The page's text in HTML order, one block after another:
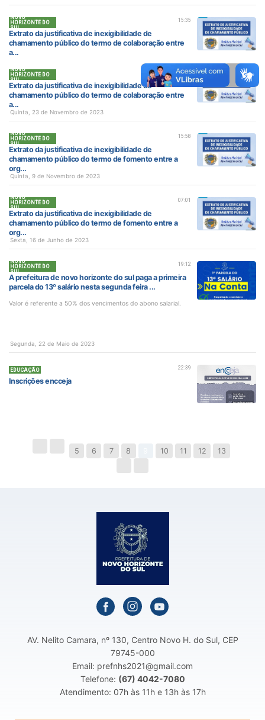
15:35
NOVO
HORIZONTE DO
SUL
Extrato da justificativa de inexigibilidade de
chamamento público do termo de colaboração entre
a...
15:25
NOVO
HORIZONTE DO
SUL
Extrato da justificativa de inexigibilidade de
chamamento público do termo de colaboração entre
a...
Quinta, 23 de Novembro de 2023
15:58
NOVO
HORIZONTE DO
SUL
Extrato da justificativa de inexigibilidade de
chamamento público do termo de fomento entre a
org...
Quinta, 9 de Novembro de 2023
07:01
NOVO
HORIZONTE DO
SUL
Extrato da justificativa de inexigibilidade de
chamamento público do termo de fomento entre a
org...
Sexta, 16 de Junho de 2023
19:12
NOVO
HORIZONTE DO
SUL
A prefeitura de novo horizonte do sul paga a primeira
parcela do 13º salário nesta segunda feira ...
Valor é referente a 50% dos vencimentos do abono salarial.
Segunda, 22 de Maio de 2023
22:39
EDUCAÇÃO
Inscrições encceja
5 6 7 8 10 11 12 13
AV. Nelito Camara, nº 130, Centro Novo H. do Sul, CEP
79745-000
Email: prefnhs2021@gmail.com
Telefone: (67) 4042-7080
Atendimento: 07h às 11h e 13h às 17h